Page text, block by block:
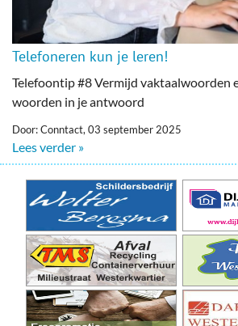
Telefoneren kun je leren!
Telefoontip #8 Vermijd vaktaalwoorden
woorden in je antwoord
Door: Conntact, 03 september 2025
Lees verder »